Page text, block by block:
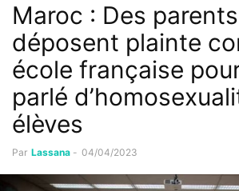
Maroc : Des parents
déposent plainte
école française
parlé
élèves
Par Lassana - 04/04/2023